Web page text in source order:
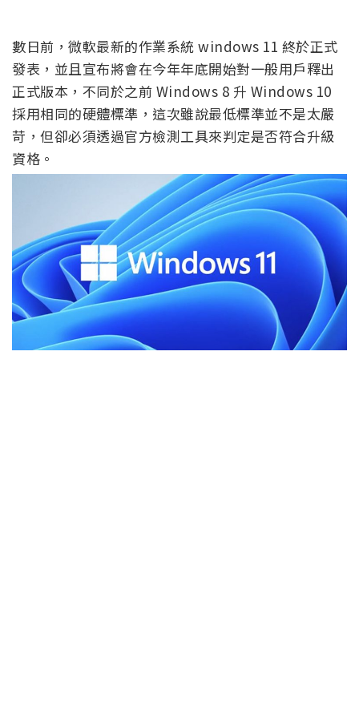
數日前，微軟最新的作業系統 windows 11 終於正式
發表，並且宣布將會在今年年底開始對一般用戶釋出
正式版本，不同於之前 Windows 8 升 Windows 10
採用相同的硬體標準，這次雖說最低標準並不是太嚴
苛，但卻必須透過官方檢測工具來判定是否符合升級
資格。